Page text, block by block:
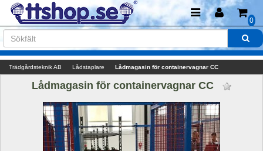
0
Trädgårdsteknik AB Lådstaplare Lådmagasin för containervagnar CC
Lådmagasin för containervagnar CC